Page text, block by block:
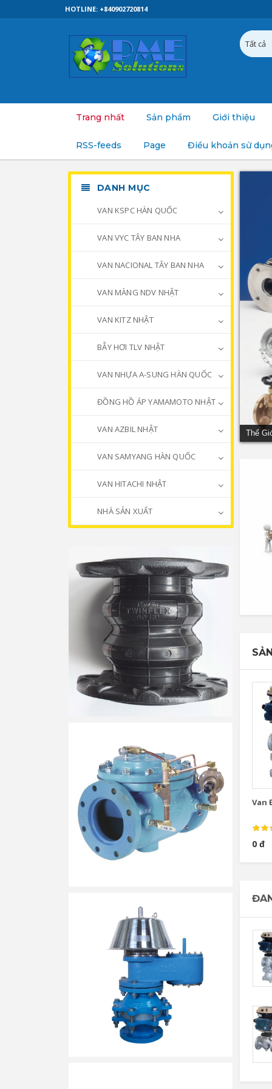
HOTLINE: +840902720814
Trang nhất Sản phẩm Giới thiệu
RSS-feeds Page Điều khoản sử
Thế
Van
0 đ
DANH MỤC
VAN KSPC HÀN QUỐC
VAN VYC TÂY BAN NHA
VAN NACIONAL TÂY BAN NHA
VAN MÀNG NDV NHẬT
VAN KITZ NHẬT
BẪY HƠI TLV NHẬT
VAN NHỰA A-SUNG HÀN QUỐC
ĐỒNG HỒ ÁP YAMAMOTO NHẬT
VAN AZBIL NHẬT
VAN SAMYANG HÀN QUỐC
VAN HITACHI NHẬT
NHÀ SẢN XUẤT